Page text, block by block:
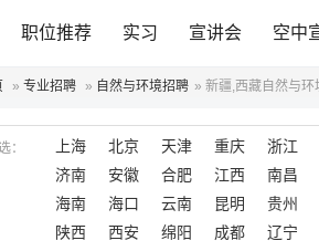
职位推荐 实习 宣讲会 空中
» 专业招聘 » 自然与环境招聘 » 新疆,西藏自然与环
： 上海 北京 天津 重庆
浙江
济南
安徽 合肥 江西
南昌
海南
海口 云南 昆明
贵州
陕西
西安 绵阳 成都
辽宁